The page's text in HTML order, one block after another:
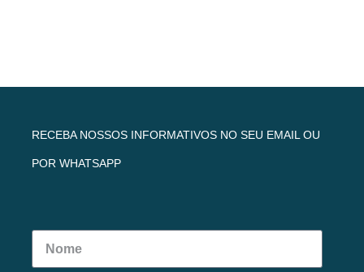
RECEBA NOSSOS INFORMATIVOS NO SEU EMAIL OU
POR WHATSAPP